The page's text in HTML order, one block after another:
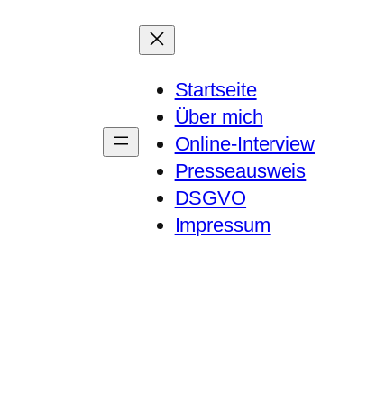
Startseite
Über mich
Online-Interview
Presseausweis
DSGVO
Impressum